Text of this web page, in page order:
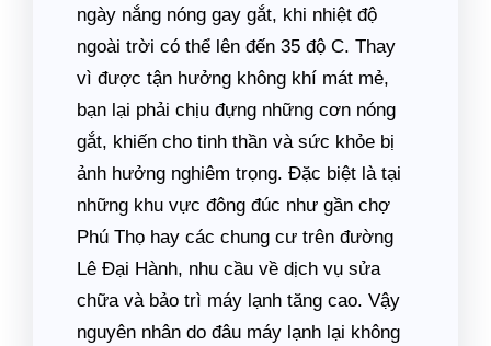
ngày nắng nóng gay gắt, khi nhiệt độ
ngoài trời có thể lên đến 35 độ C. Thay
vì được tận hưởng không khí mát mẻ,
bạn lại phải chịu đựng những cơn nóng
gắt, khiến cho tinh thần và sức khỏe bị
ảnh hưởng nghiêm trọng. Đặc biệt là tại
những khu vực đông đúc như gần chợ
Phú Thọ hay các chung cư trên đường
Lê Đại Hành, nhu cầu về dịch vụ sửa
chữa và bảo trì máy lạnh tăng cao. Vậy
nguyên nhân do đâu máy lạnh lại không